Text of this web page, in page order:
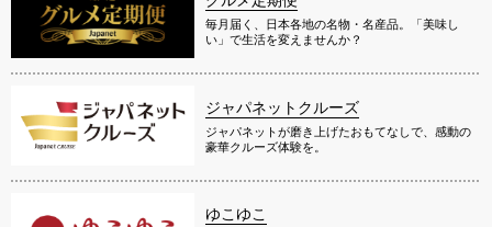
毎月届く、日本各地の名物・名産品。「美味し
い」で生活を変えませんか？
ジャパネットクルーズ
ジャパネットが磨き上げたおもてなしで、感動の
豪華クルーズ体験を。
ゆこゆこ